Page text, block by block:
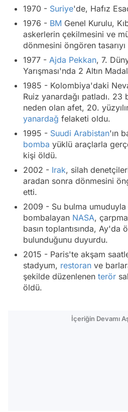
1970 - Suriye'de, Hafız
1976 - BM Genel Kurulu,
askerlerin çekilmesini ve
dönmesini öngören
1977 - Ajda Pekkan, 7.
Yarışması'nda 2 Altın
1985 - Kolombiya'daki
Ruiz yanardağı patladı.
neden olan afet, 20.
yanardağ felaketi oldu.
1995 - Suudi Arabistan'ın
bomba yüklü araçlarla
kişi öldü.
2002 - Irak, silah
aradan sonra dönmesini
etti.
2009 - Su bulma umuduyla
bombalayan NASA, çarpma
basın toplantısında, Ay'da
bulunduğunu duyurdu.
2015 - Paris'te akşam
stadyum, restoran ve
şekilde düzenlenen terör
öldü.
İçeriğin Devamı